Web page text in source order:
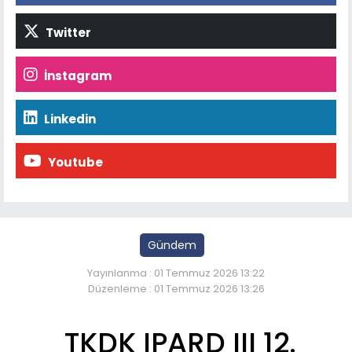
Twitter
İnstagram
Linkedin
Youtube
Gündem
Yayınlanma : 01 Temmuz 2026 13:22
Düzenleme : 01 Temmuz 2026 13:26
TKDK IPARD III 12.